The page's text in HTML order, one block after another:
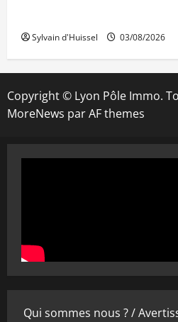
Sylvain d'Huissel 03/08/2026
Copyright © Lyon Pôle Immo.
MoreNews par AF themes
Qui sommes nous ? /